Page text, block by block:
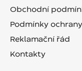
Obchodní
Podmínky
Reklamační řád
Kontakty